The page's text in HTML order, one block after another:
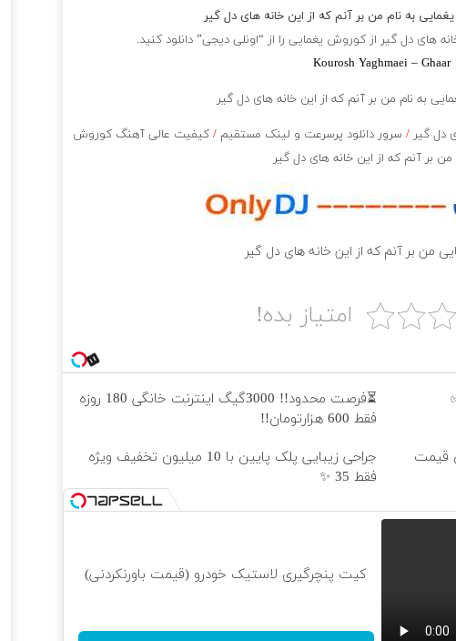
به نام من بر آنم که از این خانه های دل گیر
های دل گیر ازکوروش یغمایی را از “اونلی دیجی” دانلود کنید.
Kourosh Yaghmaei – Ghaar
دل گیر/ سرور دانلود پرسرعت و لینک مستقیم/ کیفیت عالی آهنگ کوروش
من بر آنم که از این خانه های دل گیر
من بر آنم که از این خانه های دل گیر
امتیاز بده!
⏳فرصت محدود!! 3000گیگ اینترنت خانگی 180 روزه
فقط 600 هزارتومان!!
قیمت
جراحی زیبایی پلک پایین با 10 میلیون تخفیف ویژه
فقط 35 ✨
کیت پنچرگیری لاستیک خودرو (قیمت باورنکردنی)